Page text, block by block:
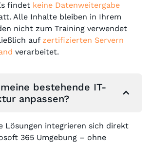
findet keine Datenweitergabe
Alle Inhalte bleiben in Ihrem
nicht zum Training verwendet
auf zertifizierten Servern
verarbeitet.
bestehende IT-
anpassen?
Lösungen integrieren sich direkt
365 Umgebung – ohne